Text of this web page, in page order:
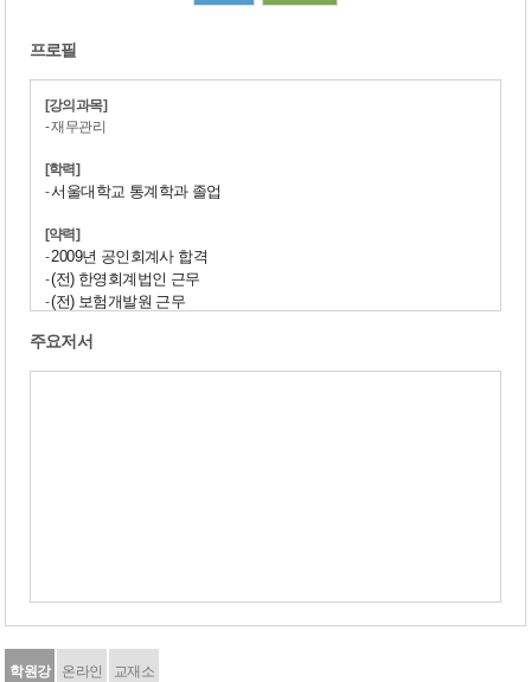
프로필
[강의과목]
- 재무관리
[학력]
-서울대학교 통계학과 졸업
[약력]
-2009년 공인회계사 합격
-(전) 한영회계법인 근무
-(전) 보험개발원 근무
-(전) 크래프톤 근무
주요저서
학원강
온라인
교재소